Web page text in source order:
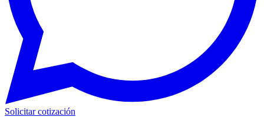
Solicitar cotización